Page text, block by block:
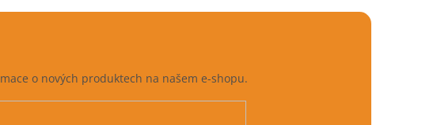
d
p
r
v
o
o nových produktech na našem e-shopu.